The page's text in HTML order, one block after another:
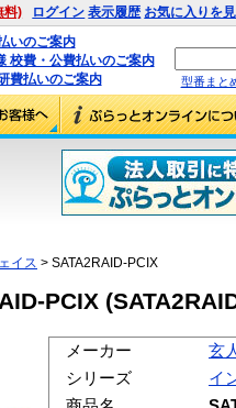
料) ログイン 表示履歴 お気に入りを
いのご案内
校費・公費払いのご案内
費払いのご案内
型番まと
イス > SATA2RAID-PCIX
PCIX
メーカー
玄
シリーズ
イ